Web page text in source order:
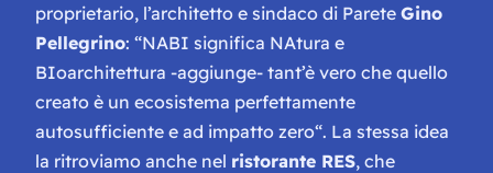
proprietario, l’architetto e sindaco di Parete Gino
Pellegrino: “NABI significa NAtura e
BIoarchitettura -aggiunge- tant’è vero che quello
creato è un ecosistema perfettamente
autosufficiente e ad impatto zero“. La stessa idea
la ritroviamo anche nel ristorante RES, che